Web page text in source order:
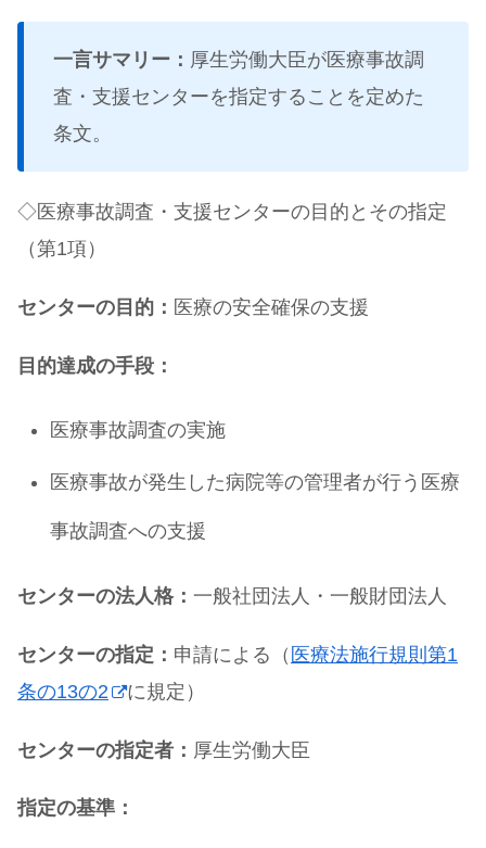
一言サマリー： 厚生労働大臣が医療事故調
査・支援センターを指定することを定めた
条文。
◇医療事故調査・支援センターの目的とその指定
（第1項）
センターの目的： 医療の安全確保の支援
目的達成の手段：
医療事故調査の実施
医療事故が発生した病院等の管理者が行う医療
事故調査への支援
センターの法人格： 一般社団法人・一般財団法人
センターの指定： 申請による（ 医療法施行規則第1
条の13の2
に規定）
センターの指定者： 厚生労働大臣
指定の基準：